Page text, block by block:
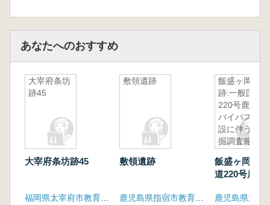
あなたへのおすすめ
大宰府条坊
跡45
大宰府条坊跡45
敷領遺跡
敷領遺跡
飯盛ヶ岡遺
跡:一般国道
220号鹿屋
バイパス建
設に伴う発
掘調査報告
飯盛ヶ岡遺
道220号鹿屋
査報告書(6)